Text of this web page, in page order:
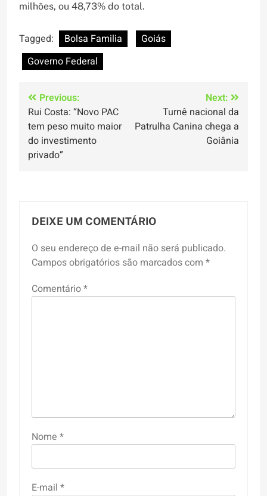
milhões, ou 48,73% do total.
Tagged: Bolsa Familia
Goiás
Governo Federal
Navegação
de
Post
Previous:
Rui Costa: “Novo PAC
tem peso muito maior
do investimento
privado”
Next:
Turnê nacional da
Patrulha Canina chega a
Goiânia
DEIXE UM COMENTÁRIO
O seu endereço de e-mail não será publicado.
Campos obrigatórios são marcados com *
Comentário*
Nome *
E-mail *